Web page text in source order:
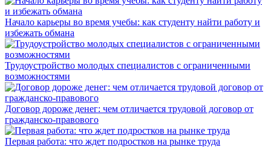
Начало карьеры во время учебы: как студенту найти работу и
избежать обмана
Трудоустройство молодых специалистов с ограниченными
возможностями
Договор дороже денег: чем отличается трудовой договор от
гражданско-правового
Первая работа: что ждет подростков на рынке труда